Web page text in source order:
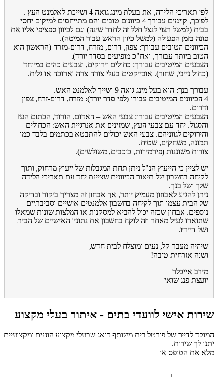
לפי תאריכי הלידה, את בעלת מינג גואה 4 ושייכת לאלמנט העץ .
לפיכך, קיימים עבורך 4 כיוונים טובים והם מתייחסים למיקום יחסי
בבית (למשל רצוי לנצל חלל זה לחדר שינה) וגם לכיוון ספציפי אליו את
פונה בזמן הפעולה (למשל כיוון הראש עבור המיטה).
הכיוונים הטובים עבורך: צפון, דרום, מזרח, דרום-מזרח (הראשון הוא
הטוב ביותר עבורך, ואח"כ מופיעים בסדר יורד).
הצבעים המיטיבים עבורך: כחולים וירוקים, וצבעים כהים במיוחד
(כחול נייבי, שחור). אובייקטים בעלי צורה צרה וארוכה או גלית.
עבורך בנך: הוא בעל מינג גואה 9 ושייך לאלמנט האש.
4 הכיוונים המיטיבים עבורו (לפי סדר יורד): מזרח, דרום-זרח, צפון
ודרום.
הצבעים המיטיבים עבורו: צבעי האש – האדום, הורוד, הכתום העז
והסגול. יחד עם צבעי העץ, שמזינים את אנרגיית האש: הכחולים
והירוקים לגווניהם. צבעי האש יכולים להתבטא בכתמים בלבד כמו
תמונה, משחקים, שטיח.
צורות משוננות (פירמידות, כוכבים, משולשים).
יש לציין כי הייעוץ הנ"ל ניתן תחת המגבלות של ייעוץ מרחוק, ותוך
לקיחה בחשבון של תיאור הכיוונים שציינת יחד עם תאריכי הלידה
שלך ושל בנך.
ניתן להגיע לאבחון מעמיק יותר, אך אבחון זה מצריך ביקור ובדיקה
של הבית עצמו תוך לקיחה בחשבון אלמנטים אישיים וסביבתיים
נוספים. אבחון שכזה יכול להביא למסקנות או המלצות שונות שמאלו
שתוארו לעיל מאחר וזה לוקח בחשבון את נתוניו האישיים של הבית
ושל דייריו.
שיהיה מעבר קל, נעים ומוצלח לבית חדש,
ושנה אזרחית טובה!
מירב אייכלר
יועצת פנג שואי
שירות אישי לוועדי בתים - איתור בעלי מקצוע
המוקד לדייר של פורטל בית משותף דואג שבעלי מקצוע הוגנים ומקצועיים
יתנו לך שירות.
מלא את הטופס או